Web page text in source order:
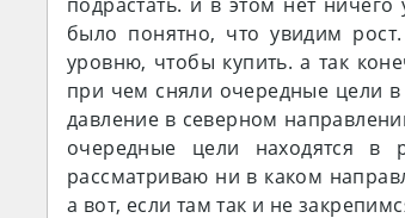
было понятно, что увидим
уровню, чтобы купить. а так
при чем сняли очередные цели
давление в северном
очередные цели находятся
рассматриваю ни в каком
а вот, если там так и не